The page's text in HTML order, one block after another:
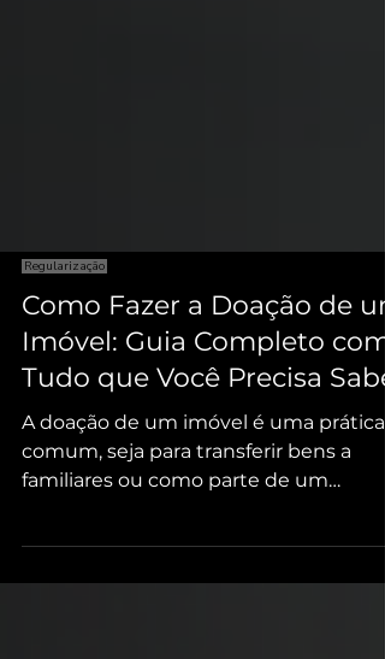
Regularização
Como Fazer a Doação de
Imóvel: Guia Completo com
Tudo que Você Precisa
A doação de um imóvel é uma prática
comum, seja para transferir bens a
planejamento patrimonial. Contudo,...